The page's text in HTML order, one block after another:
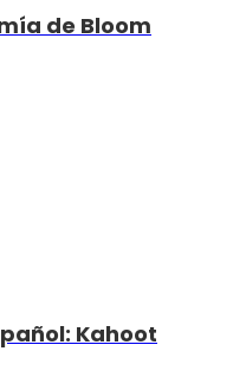
de Bloom
Kahoot